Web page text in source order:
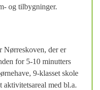
og tilbygninger.
Nørreskoven, der er
for 5-10 minutters
9-klasset skole
med bl.a.